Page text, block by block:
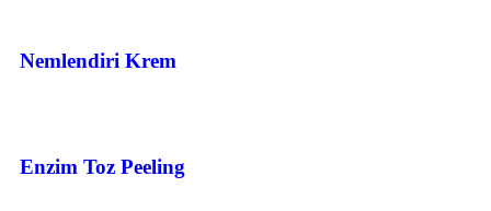
Nemlendiri Krem
Enzim Toz Peeling